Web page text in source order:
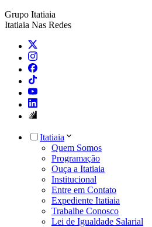
Grupo Itatiaia
Itatiaia Nas Redes
Itatiaia
Quem Somos
Programação
Ouça a Itatiaia
Institucional
Entre em Contato
Expediente Itatiaia
Trabalhe Conosco
Lei de Igualdade Salarial